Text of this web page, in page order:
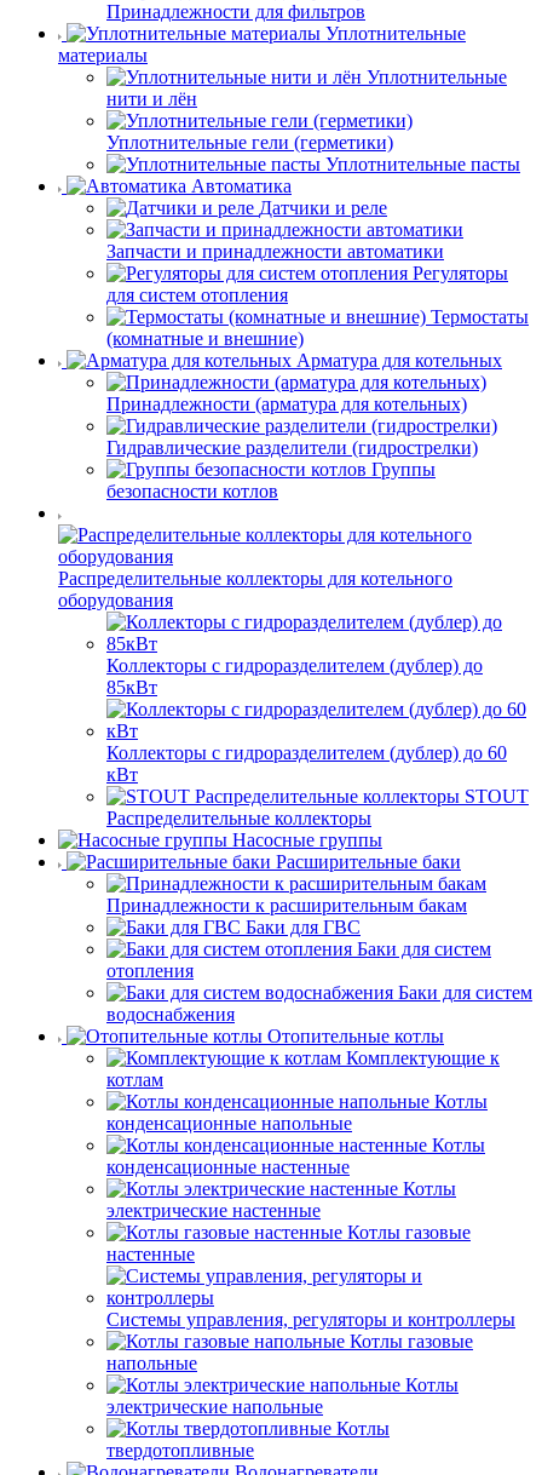
Принадлежности для фильтров
Уплотнительные
материалы
Уплотнительные
нити и лён
Уплотнительные гели (герметики)
Уплотнительные пасты
Автоматика
Датчики и реле
Запчасти и принадлежности автоматики
Регуляторы
для систем отопления
Термостаты
(комнатные и внешние)
Арматура для котельных
Принадлежности (арматура для котельных)
Гидравлические разделители (гидрострелки)
Группы
безопасности котлов
Распределительные коллекторы для котельного
оборудования
Коллекторы с гидроразделителем (дублер) до
85кВт
Коллекторы с гидроразделителем (дублер) до 60
кВт
STOUT
Распределительные коллекторы
Насосные группы
Расширительные баки
Принадлежности к расширительным бакам
Баки для ГВС
Баки для систем
отопления
Баки для систем
водоснабжения
Отопительные котлы
Комплектующие к
котлам
Котлы
конденсационные напольные
Котлы
конденсационные настенные
Котлы
электрические настенные
Котлы газовые
настенные
Системы управления, регуляторы и контроллеры
Котлы газовые
напольные
Котлы
электрические напольные
Котлы
твердотопливные